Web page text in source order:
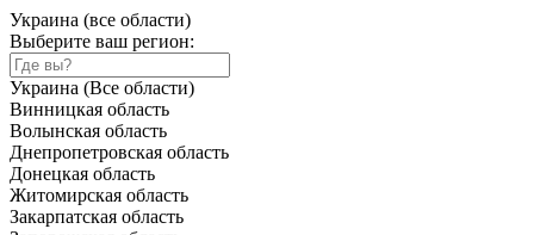
Украина (все области)
Выберите ваш регион:
Украина (Все области)
Винницкая область
Волынская область
Днепропетровская область
Донецкая область
Житомирская область
Закарпатская область